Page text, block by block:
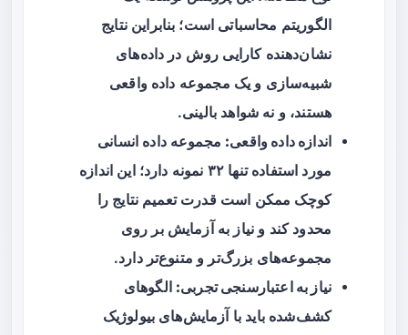
الگوریتم محاسباتی است؛ بنابراین نتایج
نشان‌دهنده کارایی روش در داده‌های
شبیه‌سازی و یک مجموعه داده واقعی
هستند، و نه شواهد بالینی.
اندازه داده واقعی: مجموعه داده انسانی
مورد استفاده تنها ۳۲ نمونه دارد؛ این اندازه
کوچک ممکن است قدرت تعمیم نتایج را
محدود کند و نیاز به آزمایش بر روی
مجموعه‌های بزرگ‌تر و متنوع‌تر دارد.
نیاز به اعتبارسنجی تجربی: الگوهای
کشف‌شده باید با آزمایش‌های بیولوژیک